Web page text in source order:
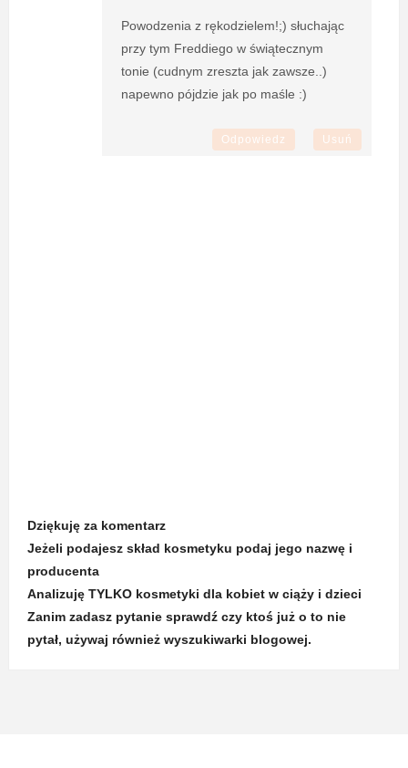
Powodzenia z rękodzielem!;) słuchając
przy tym Freddiego w świątecznym
tonie (cudnym zreszta jak zawsze..)
napewno pójdzie jak po maśle :)
Odpowiedz Usuń
Dziękuję za komentarz
Jeżeli podajesz skład kosmetyku podaj jego nazwę i
producenta
Analizuję TYLKO kosmetyki dla kobiet w ciąży i dzieci
Zanim zadasz pytanie sprawdź czy ktoś już o to nie
pytał, używaj również wyszukiwarki blogowej.